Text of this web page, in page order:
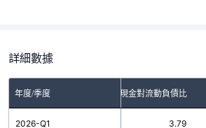
詳細數據
年度/季度 營業現金對流動負債比
2026-Q1 3.79